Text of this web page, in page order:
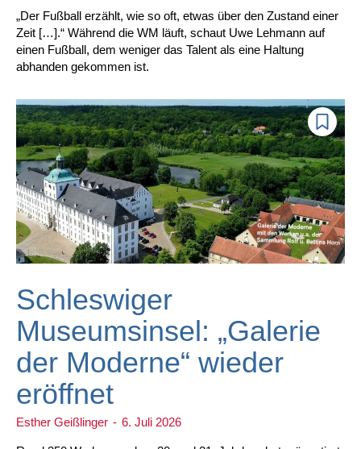
„Der Fußball erzählt, wie so oft, etwas über den Zustand einer
Zeit […].“ Während die WM läuft, schaut Uwe Lehmann auf
einen Fußball, dem weniger das Talent als eine Haltung
abhanden gekommen ist.
Schleswiger
Museumsinsel: „Galerie
der Moderne“ wieder
eröffnet
Esther Geißlinger - 6. Juli 2026